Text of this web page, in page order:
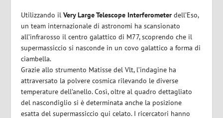
Utilizzando ilVery Large Telescope Interferometer dell’Eso,
un team internazionale di astronomi ha scansionato
all’infrarosso il centro galattico di M77, scoprendo che il
supermassiccio si nasconde in un covo galattico a forma di
ciambella.
Grazie allo strumento Matisse del Vlt, l’indagine ha
attraversato la polvere cosmica rilevando le diverse
temperature dell’anello. Così, oltre al quadro dettagliato
del nascondiglio si è determinata anche la posizione
esatta del supermassiccio qui celato. I ricercatori hanno